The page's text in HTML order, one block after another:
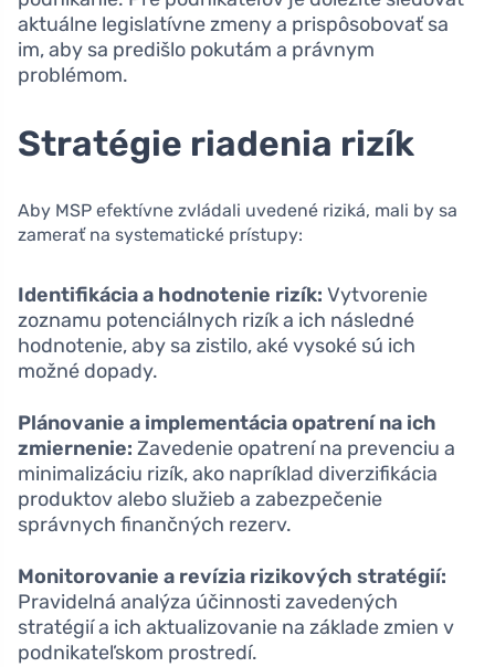
aktuálne legislatívne zmeny a prispôsobovať sa
im, aby sa predišlo pokutám a právnym
problémom.
Stratégie riadenia rizík
Aby MSP efektívne zvládali uvedené riziká, mali by sa
zamerať na systematické prístupy:
Identifikácia a hodnotenie rizík: Vytvorenie
zoznamu potenciálnych rizík a ich následné
hodnotenie, aby sa zistilo, aké vysoké sú ich
možné dopady.
Plánovanie a implementácia opatrení na ich
zmiernenie: Zavedenie opatrení na prevenciu a
minimalizáciu rizík, ako napríklad diverzifikácia
produktov alebo služieb a zabezpečenie
správnych finančných rezerv.
Monitorovanie a revízia rizikových stratégií:
Pravidelná analýza účinnosti zavedených
stratégií a ich aktualizovanie na základe zmien v
podnikateľskom prostredí.